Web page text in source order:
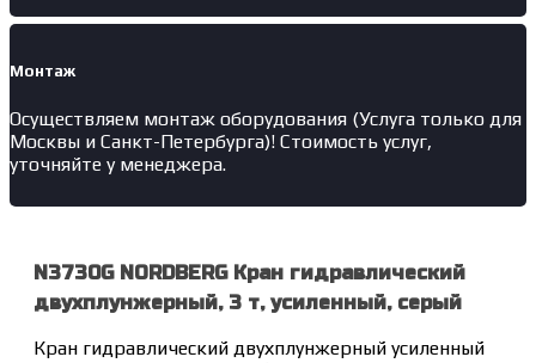
Монтаж
Осуществляем монтаж оборудования (Услуга только для
Москвы и Санкт-Петербурга)! Стоимость услуг,
уточняйте у менеджера.
N3730G NORDBERG Кран гидравлический
двухплунжерный, 3 т, усиленный, серый
Кран гидравлический двухплунжерный усиленный